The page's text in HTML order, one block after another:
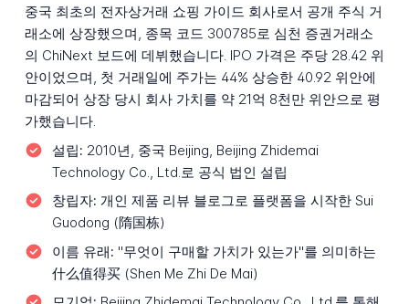
중국 최초의 전자상거래 쇼핑 가이드 회사로서 공개 주식 거
래소에 상장했으며, 종목 코드 300785로 심천 증권거래소
의 ChiNext 보드에 데뷔했습니다. IPO 가격은 주당 28.42 위
안이었으며, 첫 거래일에 주가는 44% 상승한 40.92 위안에
마감되어 상장 당시 회사 가치를 약 21억 8천만 위안으로 평
가했습니다.
설립: 2010년, 중국 Beijing, Beijing Zhidemai
Technology Co., Ltd.로 공식 법인 설립
창립자: 개인 제품 리뷰 블로그로 플랫폼을 시작한 Sui
Guodong (隋国栋)
이름 유래: "무엇이 구매할 가치가 있는가"를 의미하는
什么值得买 (Shen Me Zhi De Mai)